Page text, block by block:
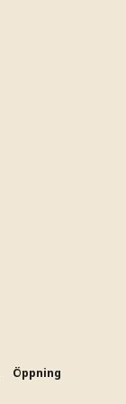
Öppning